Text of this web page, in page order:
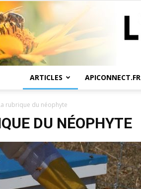
ARTICLES APICONNECT.FR
rubrique du néophyte
DU NÉOPHYTE